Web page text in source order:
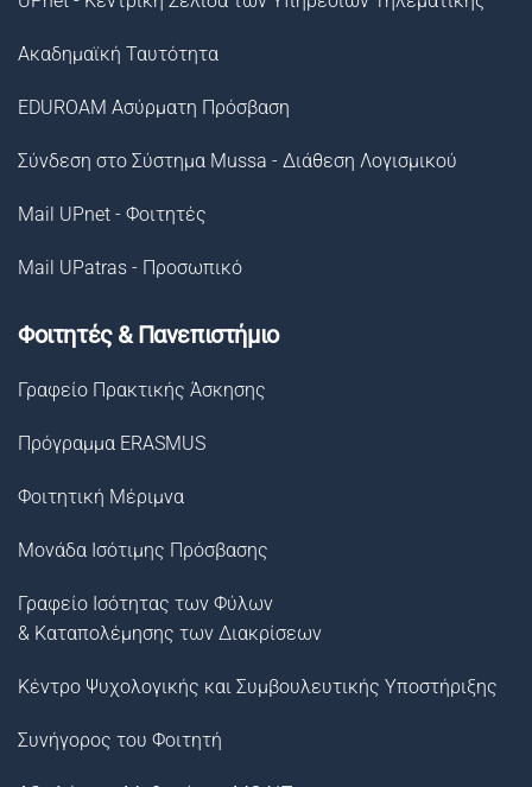
Ακαδημαϊκή Ταυτότητα
EDUROAM Ασύρματη Πρόσβαση
Σύνδεση στο Σύστημα Μussa - Διάθεση Λογισμικού
Mail UPnet - Φοιτητές
Mail UPatras - Προσωπικό
Φοιτητές & Πανεπιστήμιο
Γραφείο Πρακτικής Άσκησης
Πρόγραμμα ERASMUS
Φοιτητική Μέριμνα
Μονάδα Ισότιμης Πρόσβασης
Γραφείο Ισότητας των Φύλων
& Καταπολέμησης των Διακρίσεων
Κέντρο Ψυχολογικής και Συμβουλευτικής Υποστήριξης
Συνήγορος του Φοιτητή